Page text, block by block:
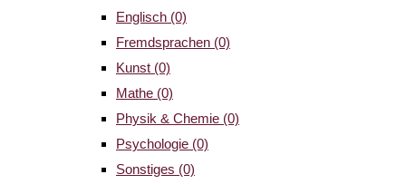
Englisch (0)
Fremdsprachen (0)
Kunst (0)
Mathe (0)
Physik & Chemie (0)
Psychologie (0)
Sonstiges (0)